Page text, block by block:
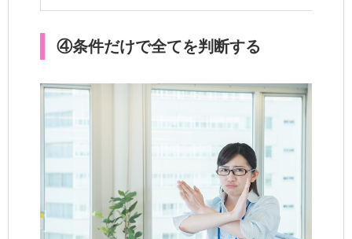
④条件だけで全てを判断する